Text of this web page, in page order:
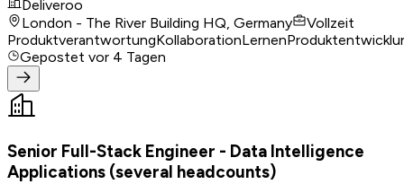
Deliveroo
London - The River Building HQ, Germany
Vollzeit
ProduktverantwortungKollaborationLernen
Gepostet vor 4 Tagen
Senior Full-Stack Engineer - Data Intelligence
Applications (several headcounts)